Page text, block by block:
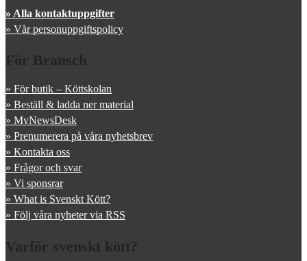
» Alla kontaktuppgifter
» Vår personuppgiftspolicy
För Bransch
» För butik – Köttskolan
» Beställ & ladda ner material
» MyNewsDesk
» Prenumerera på våra nyhetsbrev
» Kontakta oss
» Frågor och svar
» Vi sponsrar
» What is Svenskt Kött?
» Följ våra nyheter via RSS
Varför svenskt kött?